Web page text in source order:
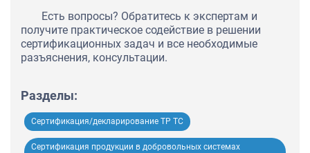
Есть вопросы? Обратитесь к экспертам и
получите практическое содействие в решении
сертификационных задач и все необходимые
разъяснения, консультации.
Разделы:
Сертификация/декларирование ТР ТС
Сертификация продукции в добровольных системах